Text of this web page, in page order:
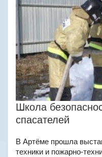
Школа
спасателей
В Артёме прошла
техники и пожарно-